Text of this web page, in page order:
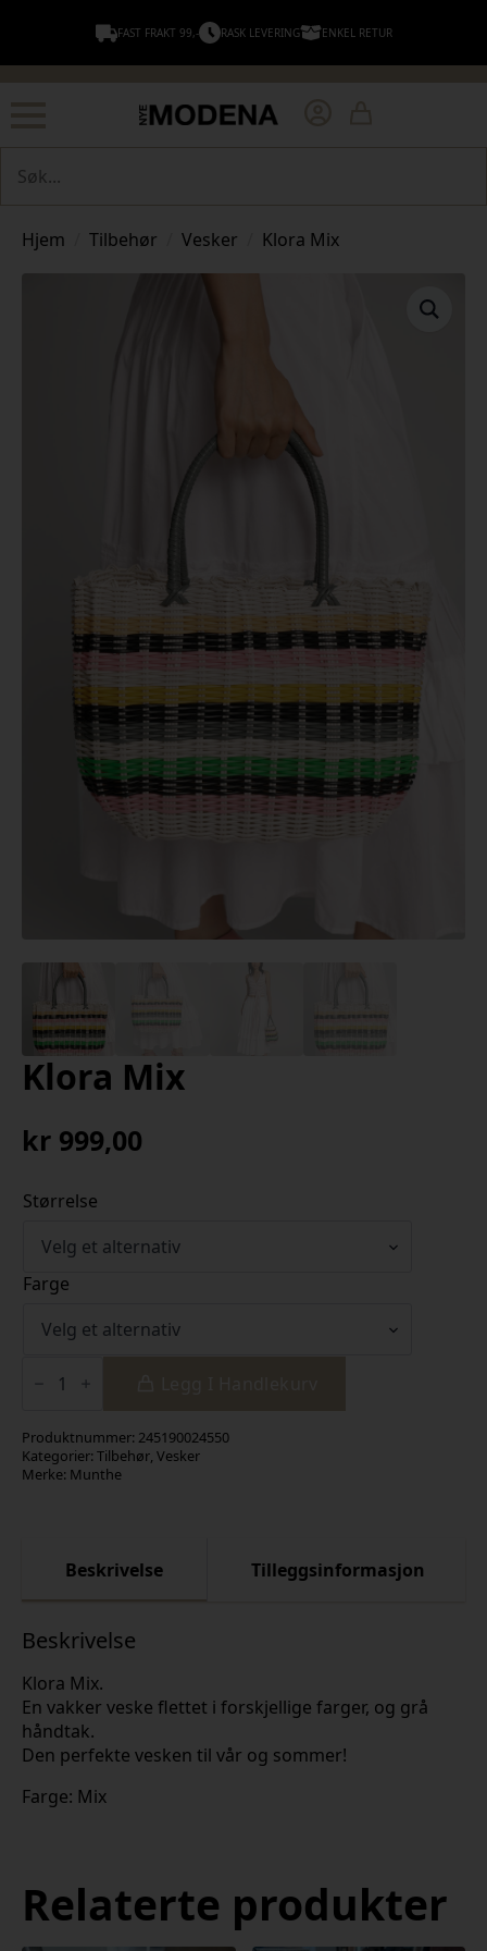
FAST FRAKT 99,- RASK LEVERING ENKEL RETUR
Hjem Tilbehør Vesker Klora Mix
Klora Mix
kr 999,00
Størrelse
Farge
Produktnummer: 245190024550
Kategorier: Tilbehør, Vesker
Merke: Munthe
Beskrivelse Tilleggsinformasjon
Beskrivelse
Klora Mix.
En vakker veske flettet i forskjellige farger, og grå
håndtak.
Den perfekte vesken til vår og sommer!
Farge: Mix
Relaterte produkter